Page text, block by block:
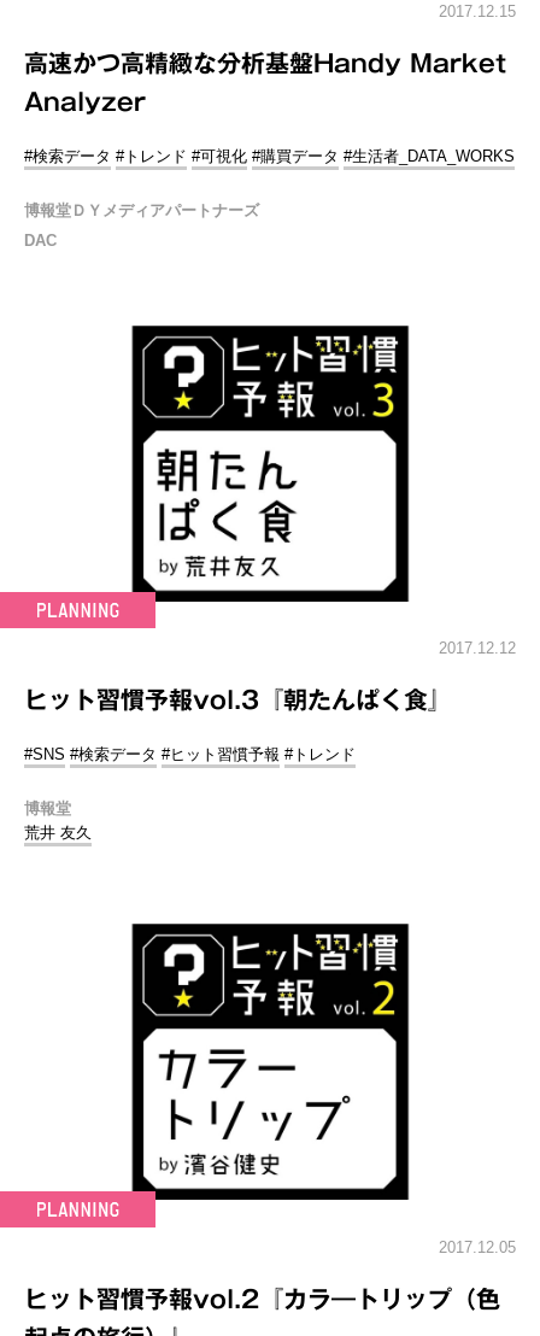
2017.12.15
高速かつ高精緻な分析基盤Handy Market
Analyzer
#検索データ #トレンド #可視化 #購買データ #生活者_DATA_WORKS
博報堂ＤＹメディアパートナーズ
DAC
2017.12.12
ヒット習慣予報vol.3『朝たんぱく食』
#SNS #検索データ #ヒット習慣予報 #トレンド
博報堂
荒井 友久
2017.12.05
ヒット習慣予報vol.2『カラ―トリップ（色